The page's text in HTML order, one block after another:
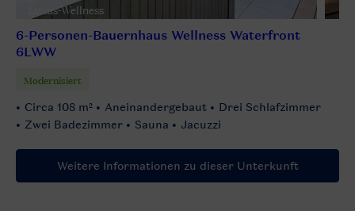
Luxus-Wellness
6-Personen-Bauernhaus Wellness Waterfront
6LWW
Modernisiert
Circa 108 m²
Aneinandergebaut
Drei Schlafzimmer
Zwei Badezimmer
Sauna Jacuzzi
Weitere Informationen zu dieser Unterkunft